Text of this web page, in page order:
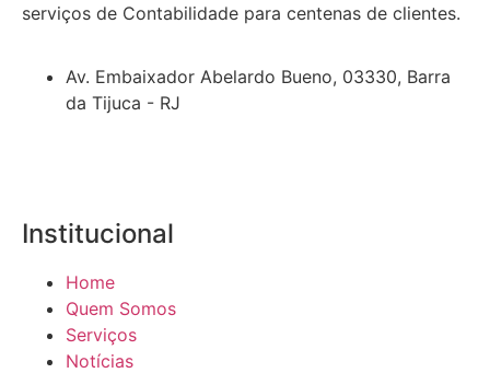
serviços de Contabilidade para centenas de clientes.
Av. Embaixador Abelardo Bueno, 03330, Barra
da Tijuca - RJ
Institucional
Home
Quem Somos
Serviços
Notícias